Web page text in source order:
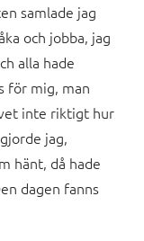
samlade jag
och jobba, jag
alla hade
för mig, man
inte riktigt hur
jag,
hänt, då hade
dagen fanns